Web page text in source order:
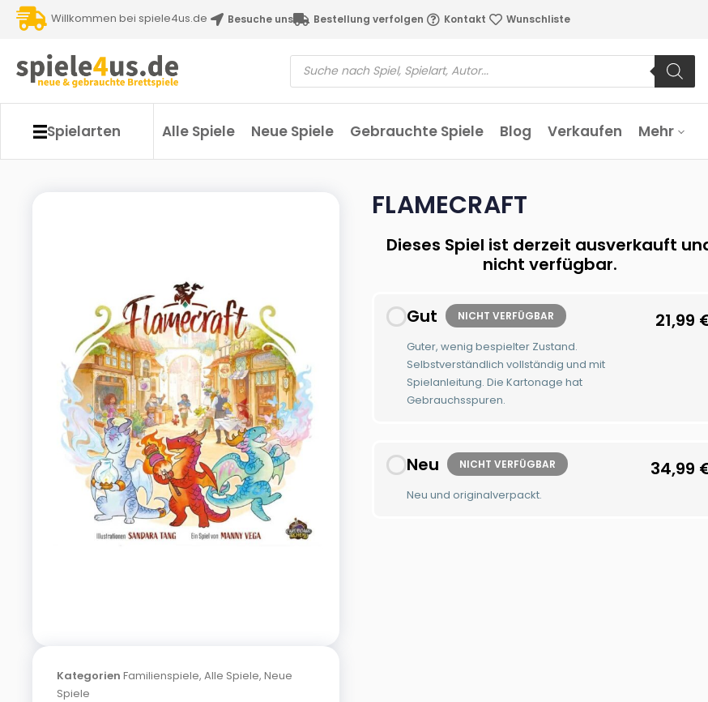
Willkommen bei spiele4us.de Besuche uns Bestellung verfolgen Kontakt Wunschliste
Spielarten Alle Spiele Neue Spiele Gebrauchte Spiele Blog Verkaufen Mehr
Kategorien Familienspiele, Alle Spiele, Neue
Spiele
FLAMECRAFT
Dieses Spiel ist derzeit ausverkauft
nicht verfügbar.
Gut NICHT VERFÜGBAR
Guter, wenig bespielter Zustand.
Selbstverständlich vollständig und mit
Spielanleitung. Die Kartonage hat
Gebrauchsspuren.
21,99
Neu NICHT VERFÜGBAR
Neu und originalverpackt.
34,99